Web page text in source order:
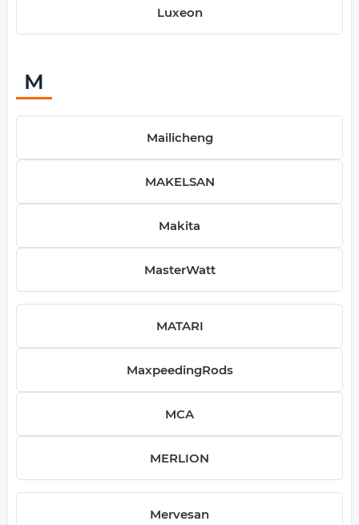
Luxeon
M
Mailicheng
MAKELSAN
Makita
MasterWatt
MATARI
MaxpeedingRods
MCA
MERLION
Mervesan